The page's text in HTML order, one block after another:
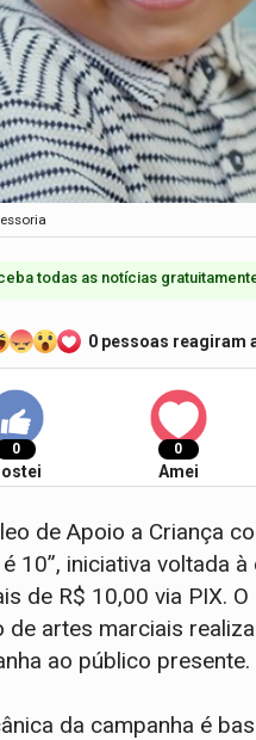
todas as notícias
0 pessoas reagiram
0 0
Amei
de Apoio a Criança
é 10”, iniciativa voltada
de R$ 10,00 via PIX.
de artes marciais
ao público presente.
da campanha é